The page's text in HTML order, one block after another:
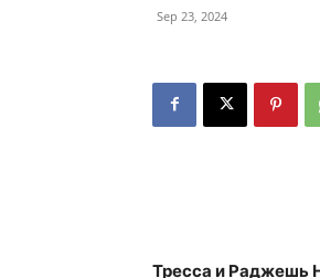
Sep 23, 2024
Тресса и Раджешь